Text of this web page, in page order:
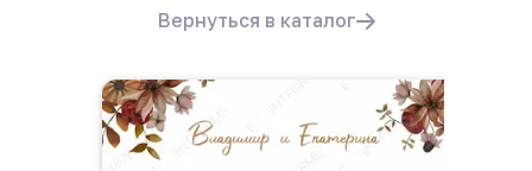
Вернуться в каталог